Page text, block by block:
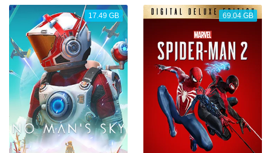
17.49 GB 69.04 GB